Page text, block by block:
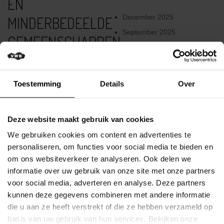
Toestemming Details Over
Deze website maakt gebruik van cookies
We gebruiken cookies om content en advertenties te
personaliseren, om functies voor social media te bieden en
om ons websiteverkeer te analyseren. Ook delen we
informatie over uw gebruik van onze site met onze partners
voor social media, adverteren en analyse. Deze partners
kunnen deze gegevens combineren met andere informatie
die u aan ze heeft verstrekt of die ze hebben verzameld op
basis van uw gebruik van hun services. Bekijken onze
Media
&
Flandrienne
VWB
Nieuws
Actueel
Artikels
Veelgestelde
vragen
/
FAQ
EN
MINDERBEDEELDE
GEMEENSCHAPPEN
[Waterloo, WI, USA] – Vandaag
Bicycle Relief hun tweede
vervoermiddel te bieden aan
landelijke en minderbedeelde
gemeenschappen. Na een
succesvolle samenwerking in
2021, waarbij wereldwijd 1,8
miljoen dollar werd opgehaald,
heeft Trek de speciaal gebouwde
...
Lees meer
December 2025
September 2025
Juni 2024
Mei 2024
Maart 2024
Februari 2024
December 2023